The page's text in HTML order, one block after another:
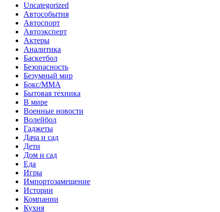
Uncategorized
Автособытия
Автоспорт
Автоэксперт
Актеры
Аналитика
Баскетбол
Безопасность
Безумный мир
Бокс/MMA
Бытовая техника
В мире
Военные новости
Волейбол
Гаджеты
Дача и сад
Дети
Дом и сад
Еда
Игры
Импортозамещение
Истории
Компании
Кухня